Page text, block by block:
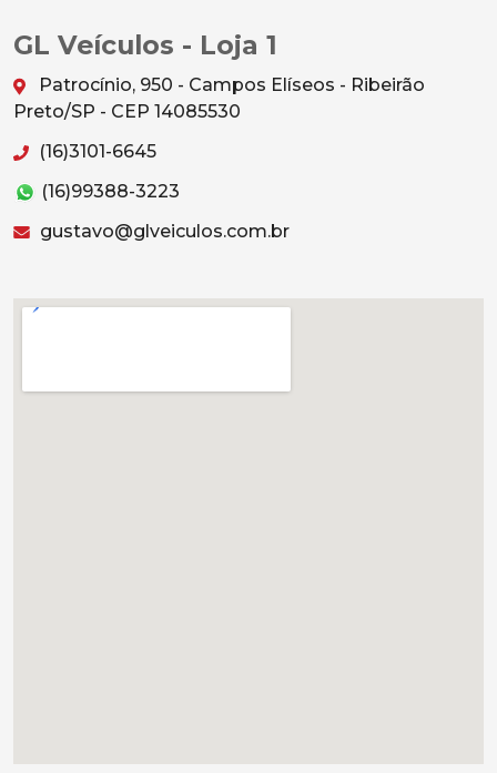
GL Veículos - Loja 1
Patrocínio, 950 - Campos Elíseos - Ribeirão
Preto/SP - CEP 14085530
(16)3101-6645
(16)99388-3223
gustavo@glveiculos.com.br